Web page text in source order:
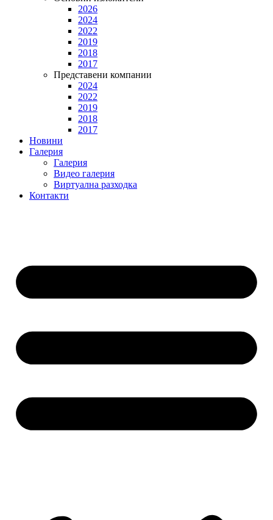
2026
2024
2022
2019
2018
2017
Представени компании
2024
2022
2019
2018
2017
Новини
Галерия
Галерия
Видео галерия
Виртуална разходка
Контакти